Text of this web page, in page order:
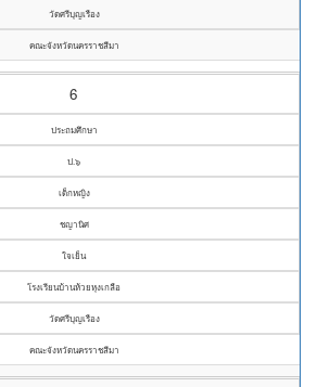
วัดศรีบุญเรือง
คณะจังหวัดนครราชสีมา
6
ประถมศึกษา
ป.๖
เด็กหญิง
ชญานิศ
ใจเย็น
โรงเรียนบ้านห้วยหุงเกลือ
วัดศรีบุญเรือง
คณะจังหวัดนครราชสีมา